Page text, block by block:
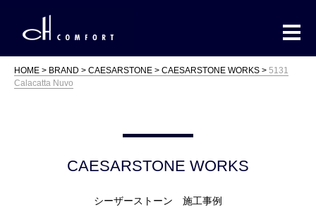
HOME BRAND CAESARSTONE CAESARSTONE WORKS
5131
Calacatta Nuvo
CAESARSTONE WORKS
シーザーストーン 施工事例